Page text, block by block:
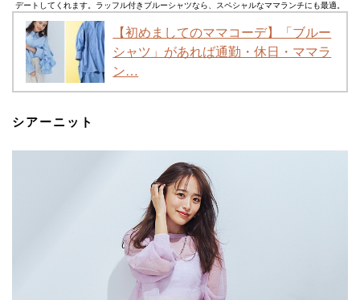
デートしてくれます。ラッフル付きブルーシャツなら、スペシャルなママランチにも最適。
【初めましてのママコーデ】「ブルー
シャツ」があれば通勤・休日・ママラ
ン…
シアーニット